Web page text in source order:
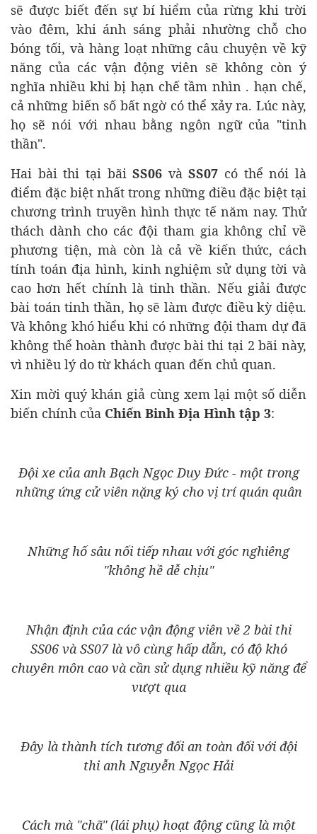
sẽ được biết đến sự bí hiểm của rừng khi trời
vào đêm, khi ánh sáng phải nhường chỗ cho
bóng tối, và hàng loạt những câu chuyện về kỹ
năng của các vận động viên sẽ không còn ý
nghĩa nhiều khi bị hạn chế tầm nhìn . hạn chế,
cả những biến số bất ngờ có thể xảy ra. Lúc này,
họ sẽ nói với nhau bằng ngôn ngữ của "tinh
thần".
Hai bài thi tại bãiSS06 vàSS07 có thể nói là
điểm đặc biệt nhất trong những điều đặc biệt tại
chương trình truyền hình thực tế năm nay. Thử
thách dành cho các đội tham gia không chỉ về
phương tiện, mà còn là cả về kiến thức, cách
tính toán địa hình, kinh nghiệm sử dụng tời và
cao hơn hết chính là tinh thần. Nếu giải được
bài toán tinh thần, họ sẽ làm được điều kỳ diệu.
Và không khó hiểu khi có những đội tham dự đã
không thể hoàn thành được bài thi tại 2 bãi này,
vì nhiều lý do từ khách quan đến chủ quan.
Xin mời quý khán giả cùng xem lại một số diễn
biến chính của Chiến Binh Địa Hình tập 3:
Đội xe của anh Bạch Ngọc Duy Đức - một trong
những ứng cử viên nặng ký cho vị trí quán quân
Những hố sâu nối tiếp nhau với góc nghiêng
"không hề dễ chịu"
Nhận định của các vận động viên về 2 bài thi
SS06 và SS07 là vô cùng hấp dẫn, có độ khó
chuyên môn cao và cần sử dụng nhiều kỹ năng để
vượt qua
Đây là thành tích tương đối an toàn đối với đội
thi anh Nguyễn Ngọc Hải
Cách mà "chã" (lái phụ) hoạt động cũng là một